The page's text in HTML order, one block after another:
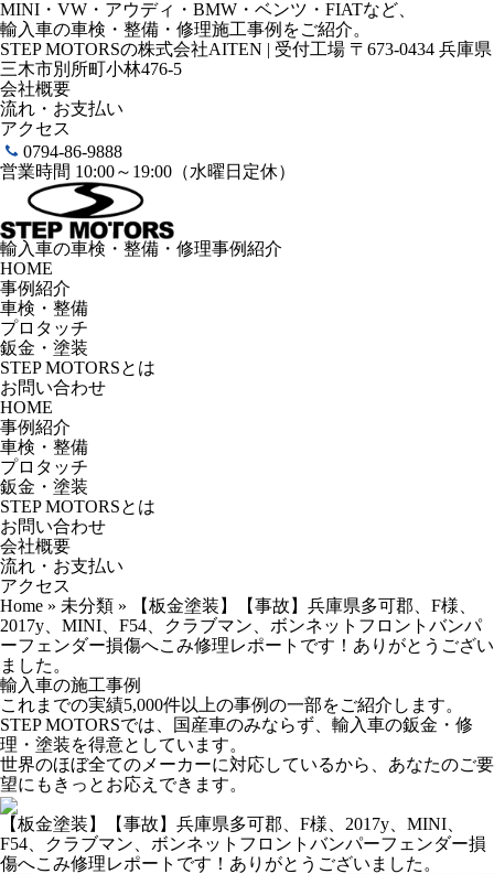
MINI・VW・アウディ・BMW・ベンツ・FIATなど、
輸入車の車検・整備・修理施工事例をご紹介。
STEP MOTORSの株式会社AITEN | 受付工場 〒673-0434 兵庫県
三木市別所町小林476-5
会社概要
流れ・お支払い
アクセス
0794-86-9888
営業時間 10:00～19:00（水曜日定休）
輸入車の車検・整備・修理事例紹介
HOME
事例紹介
車検・整備
プロタッチ
鈑金・塗装
STEP MOTORSとは
お問い合わせ
HOME
事例紹介
車検・整備
プロタッチ
鈑金・塗装
STEP MOTORSとは
お問い合わせ
会社概要
流れ・お支払い
アクセス
Home » 未分類 » 【板金塗装】【事故】兵庫県多可郡、F様、
2017y、MINI、F54、クラブマン、ボンネットフロントバンパ
ーフェンダー損傷へこみ修理レポートです！ありがとうござい
ました。
輸入車の施工事例
これまでの実績5,000件以上の事例の一部をご紹介します。
STEP MOTORSでは、国産車のみならず、輸入車の鈑金・修
理・塗装を得意としています。
世界のほぼ全てのメーカーに対応しているから、あなたのご要
望にもきっとお応えできます。
【板金塗装】【事故】兵庫県多可郡、F様、2017y、MINI、
F54、クラブマン、ボンネットフロントバンパーフェンダー損
傷へこみ修理レポートです！ありがとうございました。